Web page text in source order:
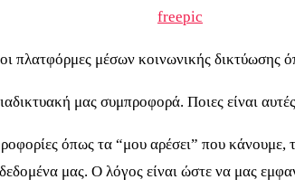
freepic
πλατφόρμες μέσων κοινωνικής
μας συμπροφορά. Ποιες είναι
όπως τα “μου αρέσει” που κάνουμε,
μας. Ο λόγος είναι ώστε να μας